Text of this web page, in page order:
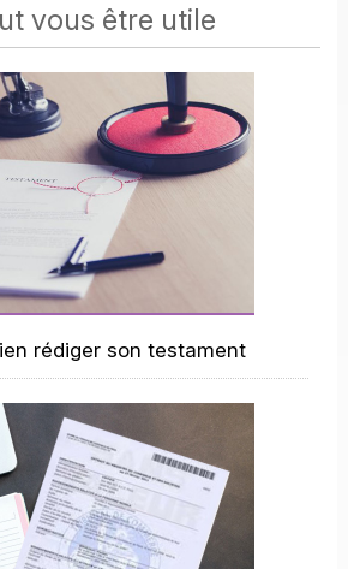
vous être utile
rédiger son testament